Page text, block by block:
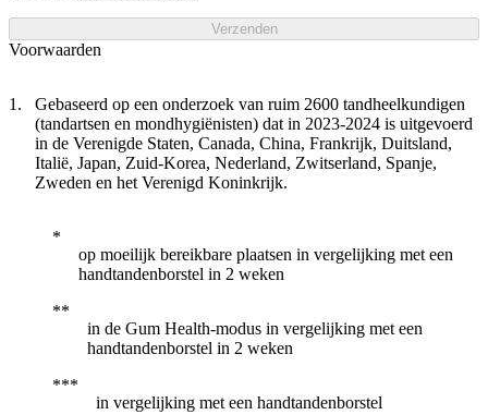
Verzenden
Voorwaarden
Gebaseerd op een onderzoek van ruim 2600 tandheelkundigen
(tandartsen en mondhygiënisten) dat in 2023-2024 is uitgevoerd
in de Verenigde Staten, Canada, China, Frankrijk, Duitsland,
Italië, Japan, Zuid-Korea, Nederland, Zwitserland, Spanje,
Zweden en het Verenigd Koninkrijk.
op moeilijk bereikbare plaatsen in vergelijking met een
handtandenborstel in 2 weken
in de Gum Health-modus in vergelijking met een
handtandenborstel in 2 weken
in vergelijking met een handtandenborstel